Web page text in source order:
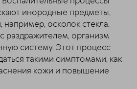
инородные предметы,
например, осколок стекла.
раздражителем, организм
систему. Этот процесс
такими симптомами, как
кожи и повышение